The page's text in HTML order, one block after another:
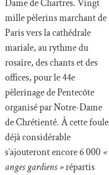
Dame de Chartres. Vingt
mille pèlerins marchant de
Paris vers la cathédrale
mariale, au rythme du
rosaire, des chants et des
offices, pour le 44e
pèlerinage de Pentecôte
organisé par Notre-Dame
de Chrétienté. À cette foule
déjà considérable
s’ajouteront encore 6 000«
anges gardiens »répartis